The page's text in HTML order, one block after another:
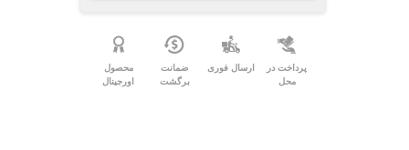
پرداخت در
محل
ارسال فوری
ضمانت
برگشت
محصول
اورجینال